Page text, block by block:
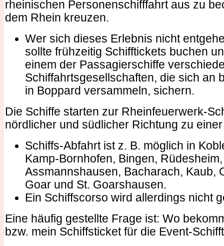
rheinischen Personenschifffahrt aus zu
dem Rhein kreuzen.
Wer sich dieses Erlebnis nicht
sollte frühzeitig Schifftickets buchen
einem der Passagierschiffe
Schiffahrtsgesellschaften, die sich an
in Boppard versammeln, sichern.
Die Schiffe starten zur Rheinfeuerwerk-
nördlicher und südlicher Richtung zu
Schiffs-Abfahrt ist z. B. möglich in
Kamp-Bornhofen, Bingen, Rüdesheim,
Assmannshausen, Bacharach, Kaub,
Goar und St. Goarshausen.
Ein Schiffscorso wird allerdings nicht
Eine häufig gestellte Frage ist: Wo
bzw. mein Schiffsticket für die Event-